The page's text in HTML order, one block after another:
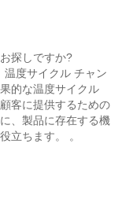
探しですか?
度サイクル チャン
的な温度サイクル
客に提供するための
、製品に存在する機
立ちます。 。